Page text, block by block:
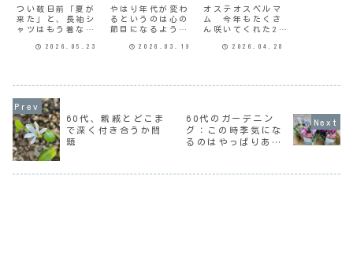
つい数日前「夏が
来た」と、長袖シ
ャツはもう着ない
にしまったのに。
る情報誌に「脳ス
トレスを解消して
脳を元気に」とい
う記事が載ってい
た。脳ストレスチ
ェックリスト思っ
て...
2026.05.23
やはり年代が変わ
るというのは心の
節目になるよう
前から「70歳にな
だ。70歳になって
から半年が過ぎ
た。果たして派手
2026.03.19
オステオスペルマ
ム 今年もたくさ
ん咲いてくれた25
National冷蔵庫と
置場所が2階なので
大変だった。30年
前に引っ越してき
2026.04.28
60代、親戚とどこま
で深く付き合うか問
題
60代のガーデニン
グ：この時季気にな
るのはやっぱりあの